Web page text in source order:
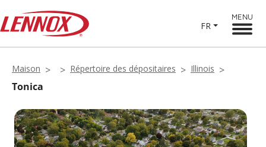
FR
MENU
Maison Répertoire des dépositaires Illinois
Tonica